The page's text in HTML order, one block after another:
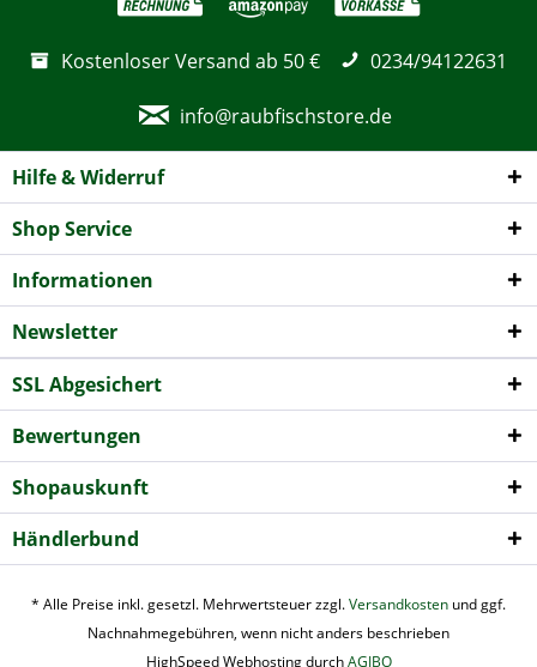
Kostenloser Versand ab 50 € 0234/94122631
info@raubfischstore.de
Hilfe & Widerruf
Shop Service
Informationen
Newsletter
SSL Abgesichert
Bewertungen
Shopauskunft
Händlerbund
* Alle Preise inkl. gesetzl. Mehrwertsteuer zzgl.Versandkosten und ggf.
Nachnahmegebühren, wenn nicht anders beschrieben
HighSpeed Webhosting durchAGIBO